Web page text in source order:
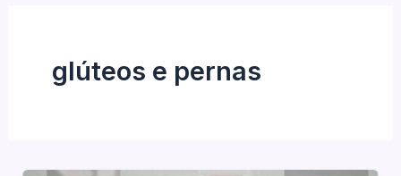
glúteos e pernas